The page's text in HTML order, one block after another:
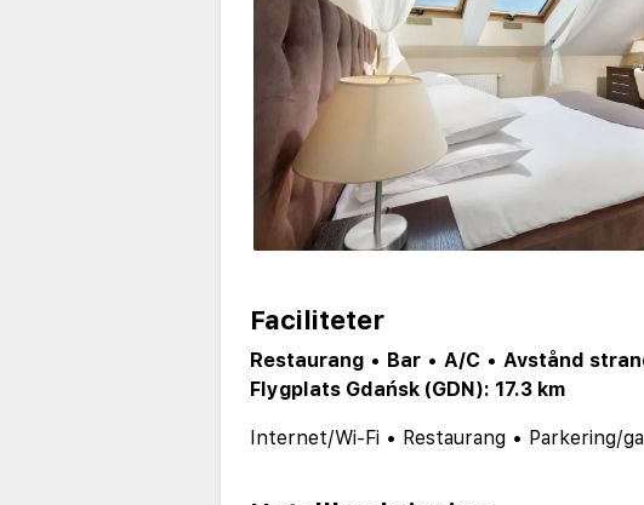
Faciliteter
Restaurang • Bar • A/C • Avstånd
Flygplats Gdańsk (GDN): 17.3 km
Internet/Wi-Fi • Restaurang • Parkering/